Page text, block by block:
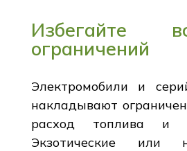
Избегайте
ограничений
Электромобили и
накладывают
расход топлива и
Экзотические или